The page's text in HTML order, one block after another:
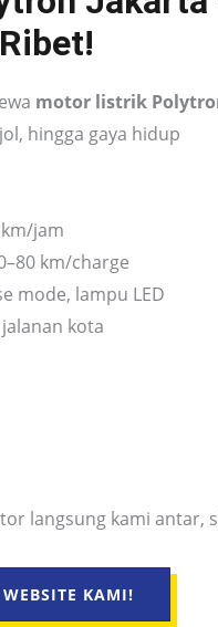
motor listrik
hingga gaya hidup
jam
km/charge
mode, lampu LED
kota
langsung kami antar,
KAMI!